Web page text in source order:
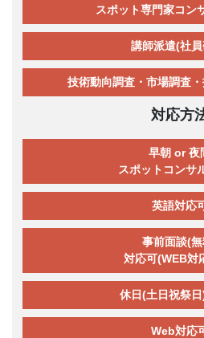
スポット専門家コン
講師派遣(社
技術動向調査・市場調査
対応方
早朝 or 夜
スポットコンサ
英語対応
事前面談(
対応可(WEB対
休日(土日祝祭
Web対応